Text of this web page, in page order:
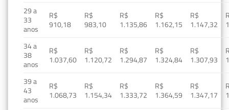
29 a
33
anos
R$
910,18
R$
983,10
R$
1.135,86
R$
1.162,15
R$
1.147,32
34 a
38
anos
R$
1.037,60
R$
1.120,72
R$
1.294,87
R$
1.324,84
R$
1.307,93
39 a
43
anos
R$
1.068,73
R$
1.154,34
R$
1.333,72
R$
1.364,59
R$
1.347,17